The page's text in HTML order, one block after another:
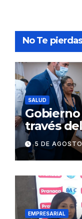
No Te
SALUD
través
en 86
salud
5 DE
EMPRESARIAL